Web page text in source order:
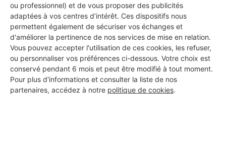
ou professionnel) et de vous proposer des publicités
adaptées à vos centres d’intérêt. Ces dispositifs nous
permettent également de sécuriser vos échanges et
d'améliorer la pertinence de nos services de mise en relation.
Vous pouvez accepter l'utilisation de ces cookies, les refuser,
ou personnaliser vos préférences ci-dessous. Votre choix est
conservé pendant 6 mois et peut être modifié à tout moment.
Pour plus d'informations et consulter la liste de nos
partenaires, accédez à notre politique de cookies.
DEMANDER UN DEVIS